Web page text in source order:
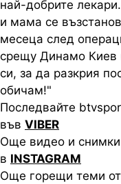
най-добрите
и мама се
месеца след
срещу Динамо Киев
си, за да разкрия
обичам!"
Последвайте
във VIBER
Още видео и
в INSTAGRAM
Още горещи теми